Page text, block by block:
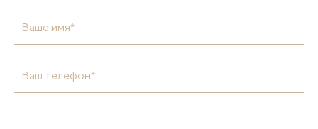
Ваше имя*
Ваш телефон*